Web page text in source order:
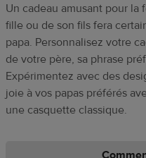
Un cadeau amusant pour la
fille ou de son fils fera
papa. Personnalisez votre
de votre père, sa phrase
Expérimentez avec des
joie à vos papas préférés
une casquette classique.